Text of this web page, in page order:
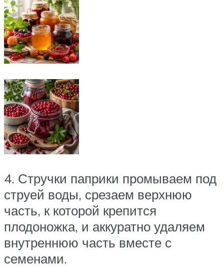
4. Стручки паприки промываем под
струей воды, срезаем верхнюю
часть, к которой крепится
плодоножка, и аккуратно удаляем
внутреннюю часть вместе с
семенами.